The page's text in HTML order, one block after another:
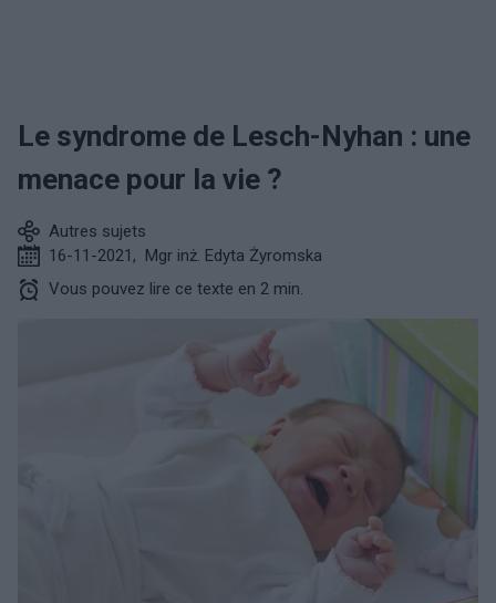
Le syndrome de Lesch-Nyhan : une
menace pour la vie ?
Autres sujets
16-11-2021 , Mgr inż. Edyta Żyromska
Vous pouvez lire ce texte en 2 min.